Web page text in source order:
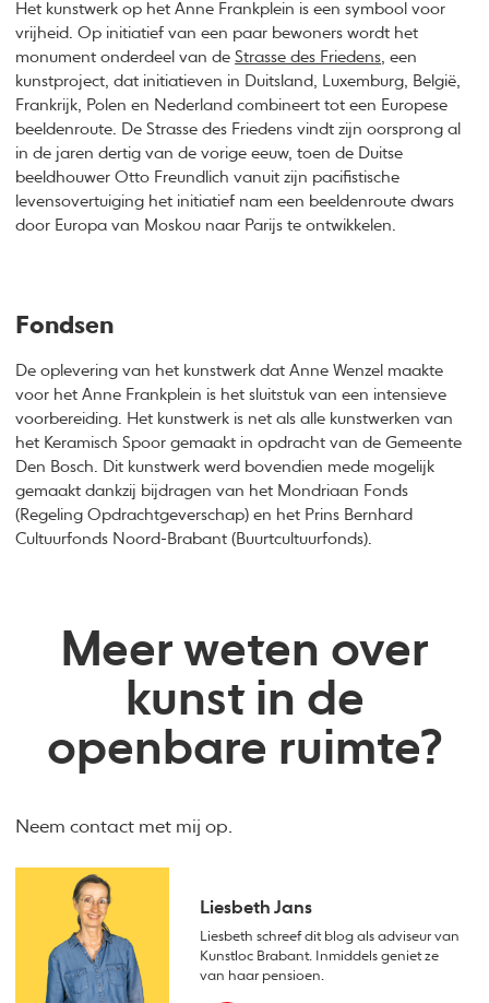
Het kunstwerk op het Anne Frankplein is een symbool voor
vrijheid. Op initiatief van een paar bewoners wordt het
monument onderdeel van deStrasse des Friedens, een
kunstproject, dat initiatieven in Duitsland, Luxemburg, België,
Frankrijk, Polen en Nederland combineert tot een Europese
beeldenroute. De Strasse des Friedens vindt zijn oorsprong al
in de jaren dertig van de vorige eeuw, toen de Duitse
beeldhouwer Otto Freundlich vanuit zijn pacifistische
levensovertuiging het initiatief nam een beeldenroute dwars
door Europa van Moskou naar Parijs te ontwikkelen.
Fondsen
De oplevering van het kunstwerk dat Anne Wenzel maakte
voor het Anne Frankplein is het sluitstuk van een intensieve
voorbereiding. Het kunstwerk is net als alle kunstwerken van
het Keramisch Spoor gemaakt in opdracht van de Gemeente
Den Bosch. Dit kunstwerk werd bovendien mede mogelijk
gemaakt dankzij bijdragen van het Mondriaan Fonds
(Regeling Opdrachtgeverschap) en het Prins Bernhard
Cultuurfonds Noord-Brabant (Buurtcultuurfonds).
Meer weten over
kunst in de
openbare ruimte?
Neem contact met mij op.
Liesbeth Jans
Liesbeth schreef dit blog als adviseur van
Kunstloc Brabant. Inmiddels geniet ze
van haar pensioen.